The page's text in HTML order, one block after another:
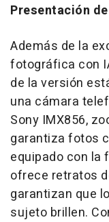
Presentación de
Además de la
fotográfica con
de la versión
una cámara
Sony IMX856,
garantiza fotos
equipado con la
ofrece retratos
garantizan que
sujeto brillen.